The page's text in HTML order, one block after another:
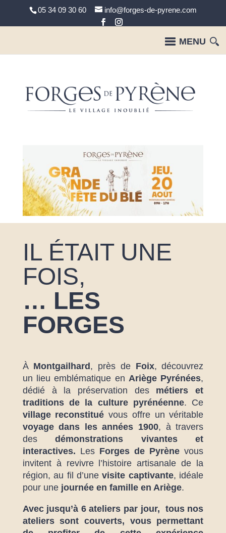
05 34 09 30 60 info@forges-de-pyrene.com
IL ÉTAIT UNE
FOIS,
… LES
FORGES
À Montgailhard , près de Foix, découvrez
un lieu emblématique en Ariège Pyrénées,
dédié à la préservation des métiers et
traditions de la culture pyrénéenne. Ce
village reconstitué vous offre un véritable
voyage dans les années 1900, à travers
desdémonstrations vivantes et
interactives. Les Forges de Pyrène vous
invitent à revivre l’histoire artisanale de la
région, au fil d’unevisite captivante, idéale
pour une journée en famille en Ariège.
Avec jusqu’à 6 ateliers par jour, tous nos
ateliers sont couverts, vous permettant